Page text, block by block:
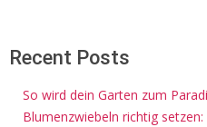
Recent Posts
So wird dein Garten zum
Blumenzwiebeln richtig